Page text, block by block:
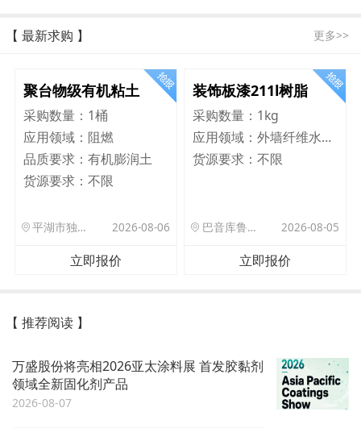
【 最新求购 】 更多>>
聚台物级有机粘土
采购数量： 1桶
应用领域： 阻燃
品质要求： 有机膨润土
货源要求： 不限
平湖市独山港镇集港路 589 号 2026-08-06
立即报价
装饰板漆211l树脂
采购数量： 1kg
应用领域：
外墙纤维水泥板
货源要求：不限
巴音库鲁提镇,托帕口岸六号库房 2026-08-05
立即报价
【 推荐阅读 】
万盛股份将亮相2026亚太涂料展 首发胶黏剂
领域全新固化剂产品
2026-08-07